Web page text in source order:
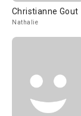
Christianne Gout
Nathalie